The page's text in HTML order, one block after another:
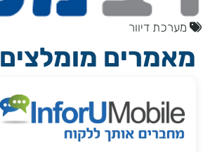
מערכת דיוור
מאמרים מומלצים